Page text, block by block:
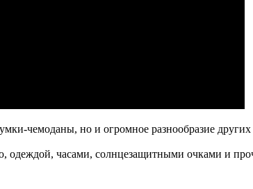
чемоданы, но и огромное разнообразие других
часами, солнцезащитными очками и